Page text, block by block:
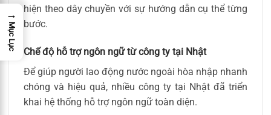
hiện theo dây chuyền với sự hướng dẫn cụ thể từng
bước.
Chế độ hỗ trợ ngôn ngữ từ công ty tại Nhật
Để giúp người lao động nước ngoài hòa nhập nhanh
chóng và hiệu quả, nhiều công ty tại Nhật đã triển
khai hệ thống hỗ trợ ngôn ngữ toàn diện.
→
Mục Lục